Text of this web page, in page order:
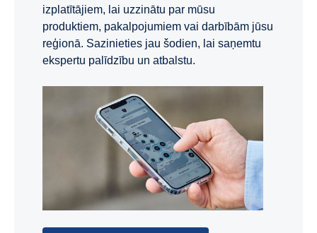
izplatītājiem, lai uzzinātu par mūsu
produktiem, pakalpojumiem vai darbībām jūsu
reģionā. Sazinieties jau šodien, lai saņemtu
ekspertu palīdzību un atbalstu.